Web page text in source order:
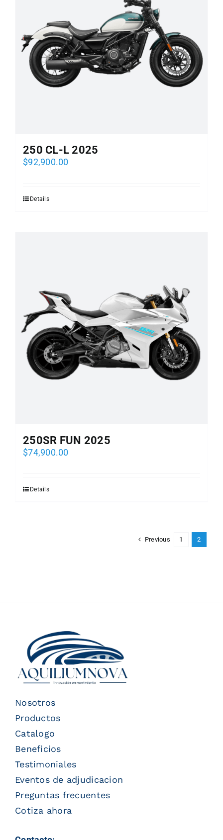
250 CL-L 2025
$92,900.00
Details
250SR FUN 2025
$74,900.00
Details
Previous 1 2
Nosotros
Productos
Catalogo
Beneficios
Testimoniales
Eventos de adjudicacion
Preguntas frecuentes
Cotiza ahora